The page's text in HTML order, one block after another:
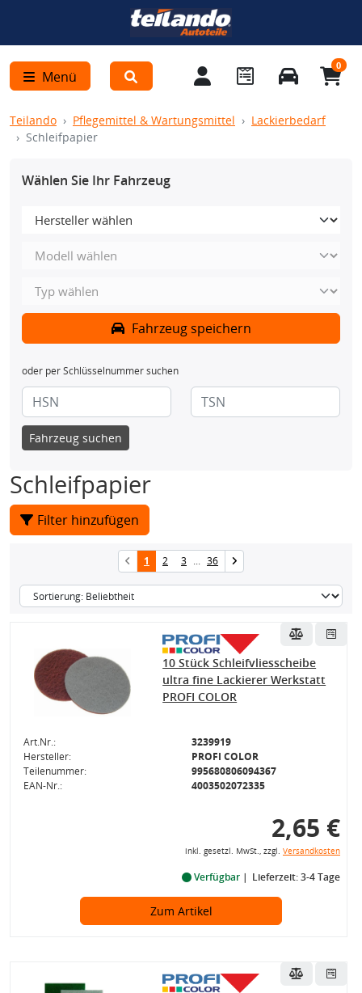
Menü
0
Teilando Pflegemittel & Wartungsmittel
Lackierbedarf
Schleifpapier
Wählen Sie Ihr Fahrzeug
Fahrzeug speichern
oder per Schlüsselnummer suchen
Fahrzeug suchen
Schleifpapier
Filter hinzufügen
1 2 3 ... 36
10 Stück Schleifvliesscheibe
ultra fine Lackierer Werkstatt
PROFI COLOR
Art.Nr.:
3239919
Hersteller:
PROFI COLOR
Teilenummer:
995680806094367
EAN-Nr.:
4003502072335
2,65 €
inkl. gesetzl. MwSt., zzgl. Versandkosten
Verfügbar Lieferzeit: 3-4 Tage
Zum Artikel